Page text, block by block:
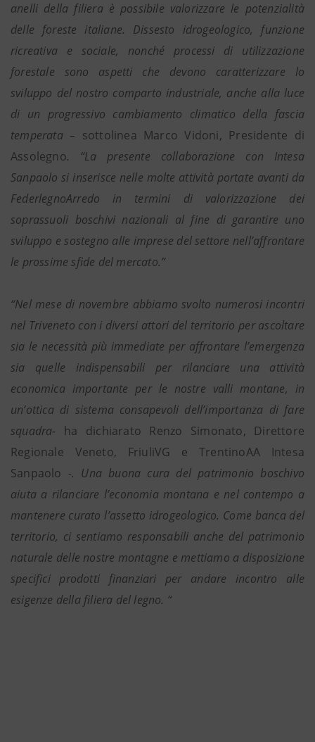
anelli della filiera è possibile valorizzare le potenzialità
delle foreste italiane. Dissesto idrogeologico, funzione
ricreativa e sociale, nonché processi di utilizzazione
forestale sono aspetti che devono caratterizzare lo
sviluppo del nostro comparto industriale, anche alla luce
di un progressivo cambiamento climatico della fascia
temperata – sottolinea Marco Vidoni, Presidente di
Assolegno. “La presente collaborazione con Intesa
Sanpaolo si inserisce nelle molte attività portate avanti da
FederlegnoArredo in termini di valorizzazione dei
soprassuoli boschivi nazionali al fine di garantire uno
sviluppo e sostegno alle imprese del settore nell’affrontare
le prossime sfide del mercato.”
“Nel mese di novembre abbiamo svolto numerosi incontri
nel Triveneto con i diversi attori del territorio per ascoltare
sia le necessità più immediate per affrontare l’emergenza
sia quelle indispensabili per rilanciare una attività
economica importante per le nostre valli montane, in
un’ottica di sistema consapevoli dell’importanza di fare
squadra- ha dichiarato Renzo Simonato, Direttore
Regionale Veneto, FriuliVG e TrentinoAA Intesa
Sanpaolo -. Una buona cura del patrimonio boschivo
aiuta a rilanciare l’economia montana e nel contempo a
mantenere curato l’assetto idrogeologico. Come banca del
territorio, ci sentiamo responsabili anche del patrimonio
naturale delle nostre montagne e mettiamo a disposizione
specifici prodotti finanziari per andare incontro alle
esigenze della filiera del legno. “